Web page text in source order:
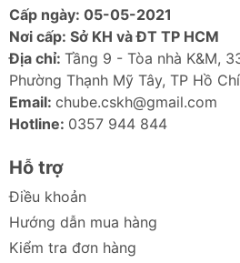
phù hợp với mọi nhu cầu
Độ bền cao:Thử nghiệm
phòng thí nghiệm chất
bảo độ tin cậy và khả
Lưu trữ video Full HD, 3D
việc ghi lại các cuộc
Tương thích rộng rãi:
quay hành động, máy tính
thông minh và nhiều thiết
Ảnh sản phẩm
Cấp ngày: 05-05-2021
Nơi cấp: Sở KH và ĐT TP HCM
Địa chỉ: Tầng 9 - Tòa nhà K&M,
Phường Thạnh Mỹ Tây, TP Hồ
Email: chube.cskh@gmail.com
Hotline: 0357 944 844
Hỗ trợ
Điều khoản
Hướng dẫn mua hàng
Kiểm tra đơn hàng